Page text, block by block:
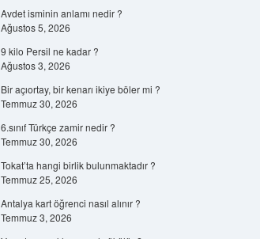
Avdet isminin anlamı nedir ?
Ağustos 5, 2026
9 kilo Persil ne kadar ?
Ağustos 3, 2026
Bir açıortay, bir kenarı ikiye böler mi ?
Temmuz 30, 2026
6.sınıf Türkçe zamir nedir ?
Temmuz 30, 2026
Tokat’ta hangi birlik bulunmaktadır ?
Temmuz 25, 2026
Antalya kart öğrenci nasıl alınır ?
Temmuz 3, 2026